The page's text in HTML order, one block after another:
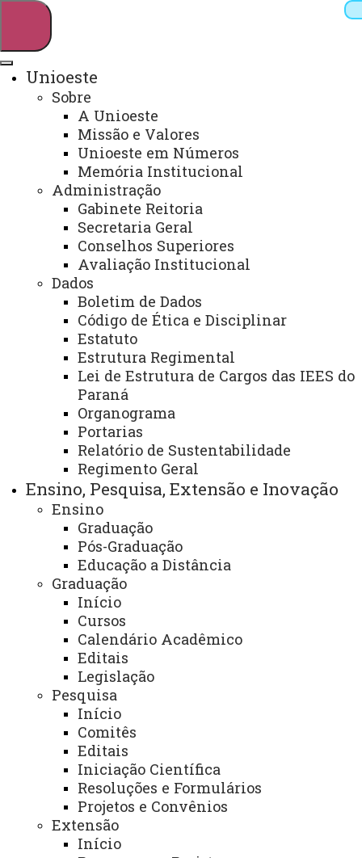
Webmail Sistemas
Telefones
Arquivo Virtual
Campus
Unioeste
Sobre
A Unioeste
Missão e Valores
Unioeste em Números
Memória Institucional
Administração
Gabinete Reitoria
Secretaria Geral
Conselhos Superiores
Avaliação Institucional
Dados
Boletim de Dados
Código de Ética e Disciplinar
Estatuto
Estrutura Regimental
Lei de Estrutura de Cargos das IEES do
Paraná
Organograma
Portarias
Relatório de Sustentabilidade
Regimento Geral
Ensino, Pesquisa, Extensão e Inovação
Ensino
Graduação
Pós-Graduação
Educação a Distância
Graduação
Início
Cursos
Calendário Acadêmico
Editais
Legislação
Pesquisa
Início
Comitês
Editais
Iniciação Científica
Resoluções e Formulários
Projetos e Convênios
Extensão
Início
Início
Informações
Cursos
Publicações - Vestibular 2027
Inscrições
Clique aqui para acesso ao Sistema de
Inscrição
Clique aqui para acesso ao Edital de
Abertura das Inscrições (Retificado)
Clique aqui para acesso aos Cursos e
Vagas
15 de julho de 2026
Leia Mais
Está participando do Seriado? Veja
como acessar seus resultados e
simulação